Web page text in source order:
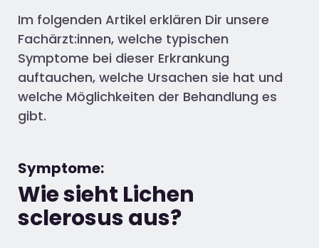
Im folgenden Artikel erklären Dir unsere
Fachärzt:innen, welche typischen
Symptome bei dieser Erkrankung
auftauchen, welche Ursachen sie hat und
welche Möglichkeiten der Behandlung es
gibt.
Symptome:
Wie sieht Lichen
sclerosus aus?